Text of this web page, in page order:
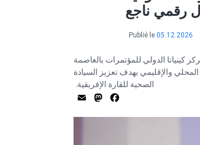
Publié le 05.12.2026
الحكومة السيدة سارة الزعفراني الزنزري اليوم الثلاثاء 12 ماي 2026 بمركز كينياتا الدولي للمؤتمرات بالعاصمة
والإقليمي بهدف تعزيز السيادة
الصحية للقارة الإفريقية.
Facebook
Mastodon